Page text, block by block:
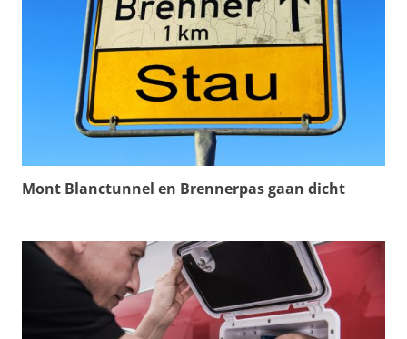
Mont Blanctunnel en Brennerpas gaan dicht